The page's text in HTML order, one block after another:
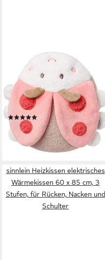
Wärmekissen Classic Stars,
Garden Dreams Käfer, mit
entnehmbarem
Wärme-/Kältesäckchen
(14)
13,42 € UVP17,99 €
-25%
lieferbar - in 2-3 Werktagen bei dir
sinnlein Heizkissen elektrisches
Wärmekissen 60 x 85 cm, 3
Stufen, für Rücken, Nacken und
Schulter